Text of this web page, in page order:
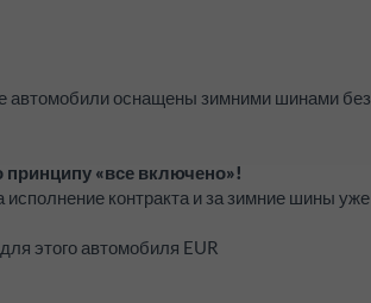
автомобили оснащены зимними шинами без
«все включено»!
исполнение контракта и за зимние шины уже
этого автомобиля EUR